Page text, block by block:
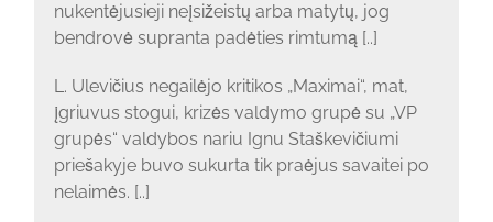
nukentėjusieji neįsižeistų arba matytų, jog
bendrovė supranta padėties rimtumą [..]
L. Ulevičius negailėjo kritikos „Maximai“, mat,
įgriuvus stogui, krizės valdymo grupė su „VP
grupės“ valdybos nariu Ignu Staškevičiumi
priešakyje buvo sukurta tik praėjus savaitei po
nelaimės. [..]